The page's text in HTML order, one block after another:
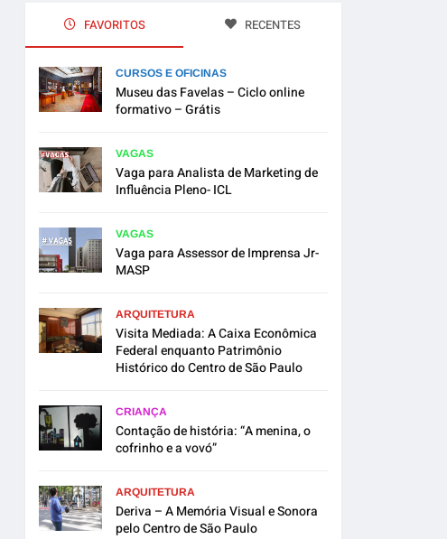
FAVORITOS RECENTES
CURSOS E OFICINAS
Museu das Favelas – Ciclo online
formativo – Grátis
VAGAS
Vaga para Analista de Marketing de
Influência Pleno- ICL
VAGAS
Vaga para Assessor de Imprensa Jr-
MASP
ARQUITETURA
Visita Mediada: A Caixa Econômica
Federal enquanto Patrimônio
Histórico do Centro de São Paulo
CRIANÇA
Contação de história: “A menina, o
cofrinho e a vovó”
ARQUITETURA
Deriva – A Memória Visual e Sonora
pelo Centro de São Paulo